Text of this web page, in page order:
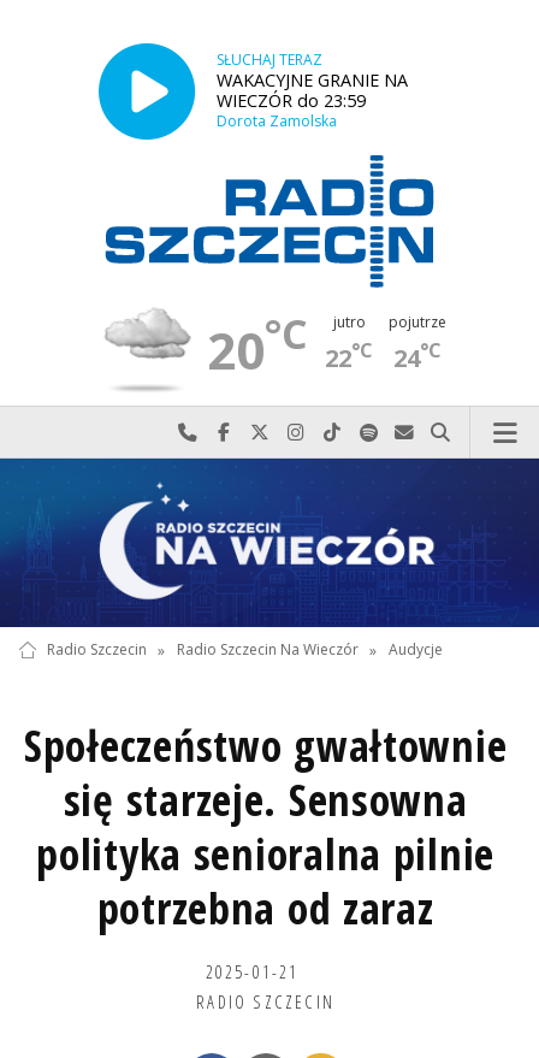
SŁUCHAJ TERAZ
WAKACYJNE GRANIE NA
WIECZÓR do 23:59
Dorota Zamolska
20°C jutro
22°C
pojutrze
24°C
Najlepiej po prostu do nas zadzwoń
Odwiedź nas na Facebook-u
Odwiedź nas na X
Odwiedź nas na Instagram-ie
Odwiedź nas na TikTok-u
Szukaj nas na Spotify
Wyślij do nas
Szukaj
Radio Szczecin » Radio Szczecin Na Wieczór » Audycje
Społeczeństwo gwałtownie
się starzeje. Sensowna
polityka senioralna pilnie
potrzebna od zaraz
2025-01-21
RADIO SZCZECIN